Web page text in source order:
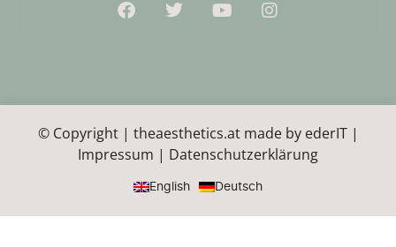
© Copyright | theaesthetics.at made by ederIT|
Impressum | Datenschutzerklärung
English Deutsch